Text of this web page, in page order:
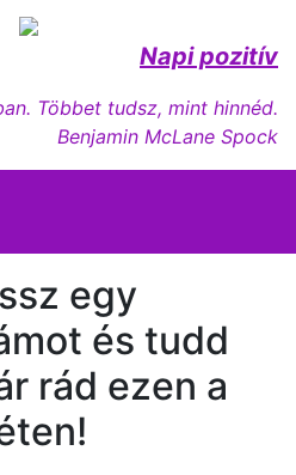
Napi pozitív
Többet tudsz, mint hinnéd.
Benjamin McLane Spock
egy
és tudd
rád ezen a